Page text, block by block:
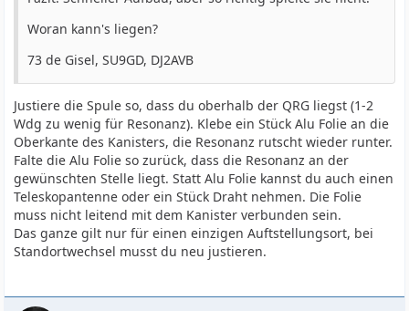
Woran kann's liegen?
73 de Gisel, SU9GD, DJ2AVB
Justiere die Spule so, dass du oberhalb der QRG liegst (1-2
Wdg zu wenig für Resonanz). Klebe ein Stück Alu Folie an die
Oberkante des Kanisters, die Resonanz rutscht wieder runter.
Falte die Alu Folie so zurück, dass die Resonanz an der
gewünschten Stelle liegt. Statt Alu Folie kannst du auch einen
Teleskopantenne oder ein Stück Draht nehmen. Die Folie
muss nicht leitend mit dem Kanister verbunden sein.
Das ganze gilt nur für einen einzigen Auftstellungsort, bei
Standortwechsel musst du neu justieren.